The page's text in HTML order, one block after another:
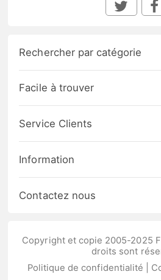
Rechercher par catégorie
Facile à trouver
Service Clients
Information
Contactez nous
Copyright et copie 2005-2025
droits sont
Politique de confidentialité